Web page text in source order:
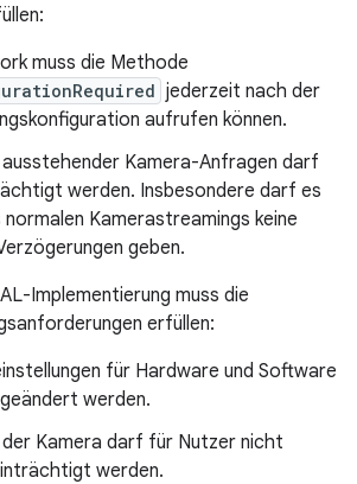
muss die Methode
jederzeit nach der
aufrufen können.
Kamera-Anfragen darf
werden. Insbesondere darf es
Kamerastreamings keine
geben.
Implementierung muss die
erfüllen:
für Hardware und Software
werden.
Kamera darf für Nutzer nicht
werden.